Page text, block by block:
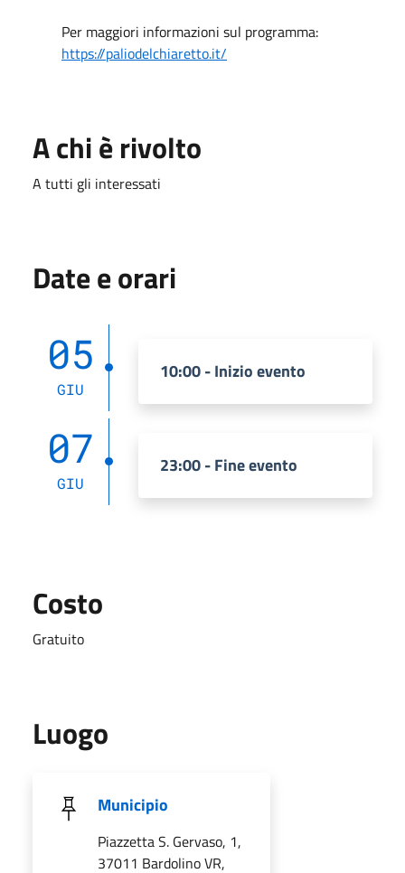
Per maggiori informazioni sul programma:
https://paliodelchiaretto.it/
A chi è rivolto
A tutti gli interessati
Date e orari
05
GIU
10:00 - Inizio evento
07
GIU
23:00 - Fine evento
Costo
Gratuito
Luogo
Municipio
Piazzetta S. Gervaso, 1,
37011 Bardolino VR,